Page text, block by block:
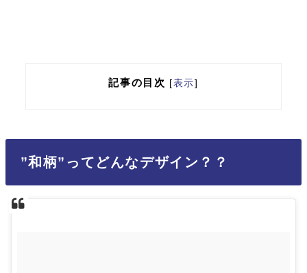
記事の目次 [表示]
”和柄”ってどんなデザイン？？